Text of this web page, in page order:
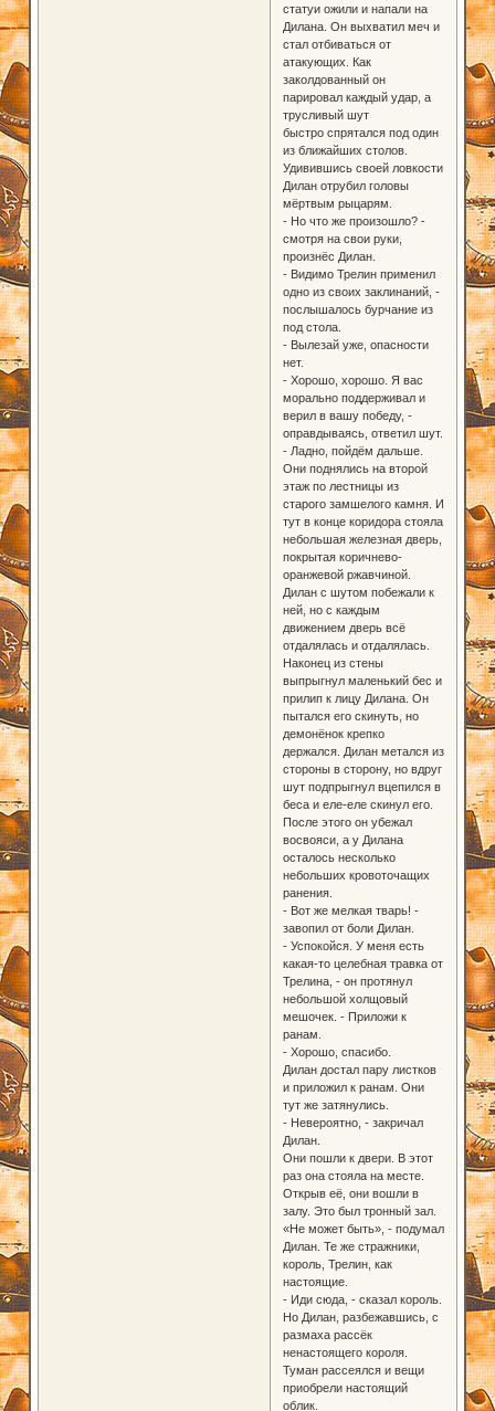
статуи ожили и напали на
Дилана. Он выхватил меч и
стал отбиваться от
атакующих. Как
заколдованный он
парировал каждый удар, а
трусливый шут
быстро спрятался под один
из ближайших столов.
Удивившись своей ловкости
Дилан отрубил головы
мёртвым рыцарям.
- Но что же произошло? -
смотря на свои руки,
произнёс Дилан.
- Видимо Трелин применил
одно из своих заклинаний, -
послышалось бурчание из
под стола.
- Вылезай уже, опасности
нет.
- Хорошо, хорошо. Я вас
морально поддерживал и
верил в вашу победу, -
оправдываясь, ответил шут.
- Ладно, пойдём дальше.
Они поднялись на второй
этаж по лестницы из
старого замшелого камня. И
тут в конце коридора стояла
небольшая железная дверь,
покрытая коричнево-
оранжевой ржавчиной.
Дилан с шутом побежали к
ней, но с каждым
движением дверь всё
отдалялась и отдалялась.
Наконец из стены
выпрыгнул маленький бес и
прилип к лицу Дилана. Он
пытался его скинуть, но
демонёнок крепко
держался. Дилан метался из
стороны в сторону, но вдруг
шут подпрыгнул вцепился в
беса и еле-еле скинул его.
После этого он убежал
восвояси, а у Дилана
осталось несколько
небольших кровоточащих
ранения.
- Вот же мелкая тварь! -
завопил от боли Дилан.
- Успокойся. У меня есть
какая-то целебная травка от
Трелина, - он протянул
небольшой холщовый
мешочек. - Приложи к
ранам.
- Хорошо, спасибо.
Дилан достал пару листков
и приложил к ранам. Они
тут же затянулись.
- Невероятно, - закричал
Дилан.
Они пошли к двери. В этот
раз она стояла на месте.
Открыв её, они вошли в
залу. Это был тронный зал.
«Не может быть», - подумал
Дилан. Те же стражники,
король, Трелин, как
настоящие.
- Иди сюда, - сказал король.
Но Дилан, разбежавшись, с
размаха рассёк
ненастоящего короля.
Туман рассеялся и вещи
приобрели настоящий
облик.